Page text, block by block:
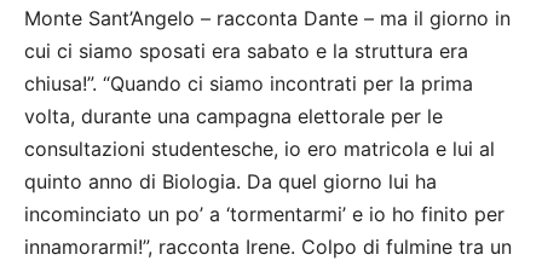
Monte Sant’Angelo – racconta Dante – ma il giorno in
cui ci siamo sposati era sabato e la struttura era
chiusa!”. “Quando ci siamo incontrati per la prima
volta, durante una campagna elettorale per le
consultazioni studentesche, io ero matricola e lui al
quinto anno di Biologia. Da quel giorno lui ha
incominciato un po’ a ‘tormentarmi’ e io ho finito per
innamorarmi!”, racconta Irene. Colpo di fulmine tra un